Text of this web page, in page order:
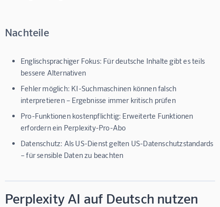
Nachteile
Englischsprachiger Fokus: Für deutsche Inhalte gibt es teils
bessere Alternativen
Fehler möglich: KI-Suchmaschinen können falsch
interpretieren – Ergebnisse immer kritisch prüfen
Pro-Funktionen kostenpflichtig: Erweiterte Funktionen
erfordern ein Perplexity-Pro-Abo
Datenschutz: Als US-Dienst gelten US-Datenschutzstandards
– für sensible Daten zu beachten
Perplexity AI auf Deutsch nutzen